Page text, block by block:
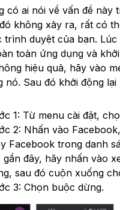
có ai nói về vấn đề này
không xảy ra, rất có
trình duyệt của bạn.
toàn ứng dụng và
hiệu quả, hãy vào
nó. Sau đó khởi động lại
1: Từ menu cài đặt,
2: Nhấn vào
Facebook trong danh
gần đây, hãy nhấn vào
sau đó cuộn xuống
3: Chọn buộc dừng.